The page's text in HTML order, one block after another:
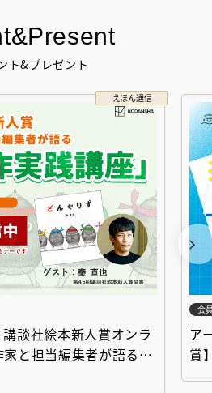
ト&プレゼント
えほん通信
講談社絵本新人賞オンラ
と担当編集者が語る
会
ア
賞